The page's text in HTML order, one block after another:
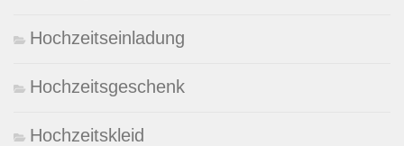
Hochzeitseinladung
Hochzeitsgeschenk
Hochzeitskleid